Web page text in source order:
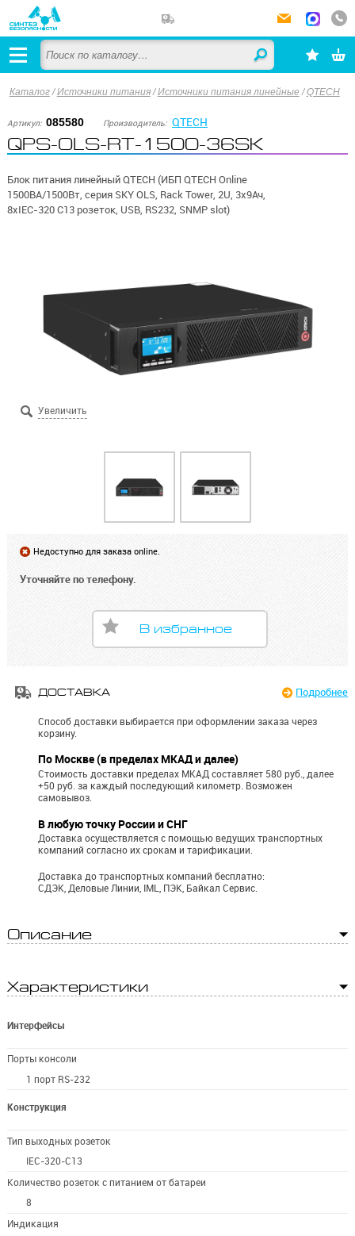
Каталог/Источники питания /Источники питания линейные /QTECH
Артикул: 085580 Производитель: QTECH
QPS-OLS-RT-1500-36SK
Блок питания линейный QTECH (ИБП QTECH Online
1500ВА/1500Вт, серия SKY OLS, Rack Tower, 2U, 3х9Ач,
8xIEC-320 С13 розеток, USB, RS232, SNMP slot)
Недоступно для заказа online.
Уточняйте по телефону.
В избранное
ДОСТАВКА Подробнее
Способ доставки выбирается при оформлении заказа через
корзину.
По Москве (в пределах МКАД и далее)
Стоимость доставки пределах МКАД составляет 580 руб., далее
+50 руб. за каждый последующий километр. Возможен
самовывоз.
В любую точку России и СНГ
Доставка осуществляется с помощью ведущих транспортных
компаний согласно их срокам и тарификации.
Доставка до транспортных компаний бесплатно:
СДЭК, Деловые Линии, IML, ПЭК, Байкал Сервис.
Описание
Характеристики
Интерфейсы
Порты консоли
1 порт RS-232
Конструкция
Тип выходных розеток
IEC-320-C13
Количество розеток с питанием от батареи
8
Индикация